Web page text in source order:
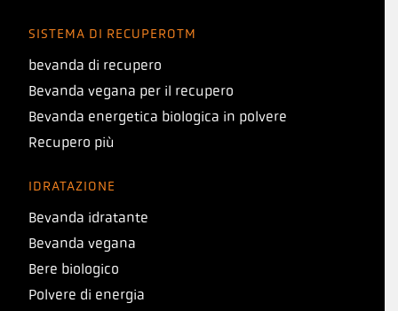
SISTEMA DI RECUPEROTM
bevanda di recupero
Bevanda vegana per il recupero
Bevanda energetica biologica in polvere
Recupero più
IDRATAZIONE
Bevanda idratante
Bevanda vegana
Bere biologico
Polvere di energia